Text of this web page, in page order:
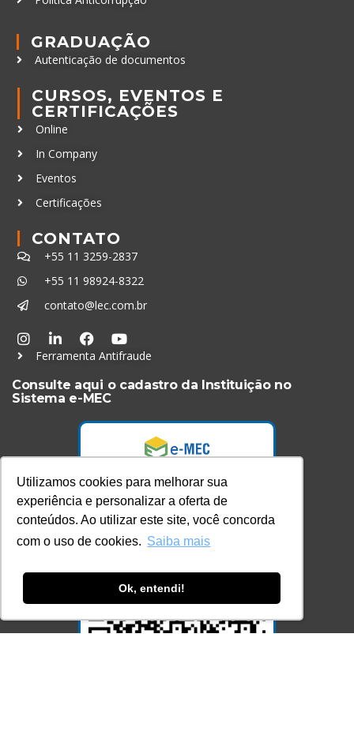
Utilizamos cookies para melhorar sua
experiência e personalizar a oferta de
conteúdos. Ao utilizar este site, você concorda
com o uso de cookies. Saiba mais
Ok, entendi!
GRADUAÇÃO
Autenticação de documentos
CURSOS, EVENTOS E
CERTIFICAÇÕES
Online
In Company
Eventos
Certificações
CONTATO
+55 11 3259-2837
+55 11 98924-8322
contato@lec.com.br
Ferramenta Antifraude
Consulte aqui o cadastro da Instituição no
Sistema e-MEC